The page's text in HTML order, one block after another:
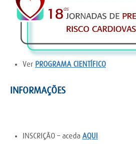
Ver PROGRAMA CIENTÍFICO
INFORMAÇÕES
INSCRIÇÃO – aceda AQUI